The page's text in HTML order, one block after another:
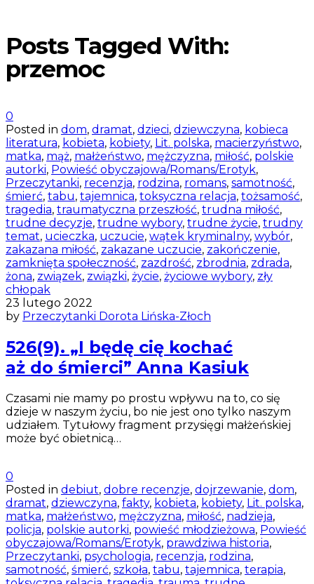
Posts Tagged With:
przemoc
0
Posted in dom, dramat, dzieci, dziewczyna, kobieca
literatura, kobieta, kobiety, Lit. polska, macierzyństwo,
matka, mąż, małżeństwo, mężczyzna, miłość, polskie
autorki, Powieść obyczajowa/Romans/Erotyk,
Przeczytanki, recenzja, rodzina, romans, samotność,
śmierć, tabu, tajemnica, toksyczna relacja, tożsamość,
tragedia, traumatyczna przeszłość, trudna miłość,
trudne decyzje, trudne wybory, trudne życie, trudny
temat, ucieczka, uczucie, wątek kryminalny, wybór,
zakazana miłość, zakazane uczucie, zakończenie,
zamknięta społeczność, zazdrość, zbrodnia, zdrada,
żona, związek, związki, życie, życiowe wybory, zły
chłopak
23 lutego 2022
by Przeczytanki Dorota Lińska-Złoch
526(9). „I będę cię kochać
aż do śmierci” Anna Kasiuk
Czasami nie mamy po prostu wpływu na to, co się
dzieje w naszym życiu, bo nie jest ono tylko naszym
udziałem. Tytułowy fragment przysięgi małżeńskiej
może być obietnicą…
0
Posted in debiut, dobre recenzje, dojrzewanie, dom,
dramat, dziewczyna, fakty, kobieta, kobiety, Lit. polska,
matka, małżeństwo, mężczyzna, miłość, nadzieja,
policja, polskie autorki, powieść młodzieżowa, Powieść
obyczajowa/Romans/Erotyk, prawdziwa historia,
Przeczytanki, psychologia, recenzja, rodzina,
samotność, śmierć, szkoła, tabu, tajemnica, terapia,